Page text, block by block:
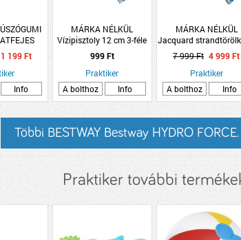
1 199 Ft
Info
MÁRKA NÉLKÜL
Vízipisztoly 12 cm 3-féle
999 Ft
Praktiker
A bolthoz
Info
MÁRKA NÉLKÜL
Jacquard
90x165cm 7-féle
7 999 Ft 4 999 Ft
Praktiker
A bolthoz
Info
Többi BESTWAY Bestway HYDRO
Praktiker további